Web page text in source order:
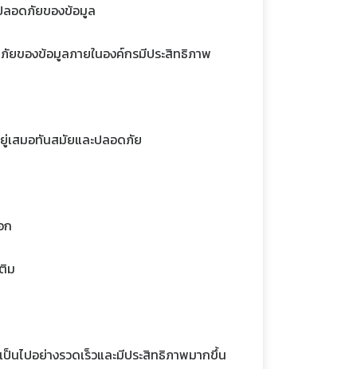
ลอดภัยของข้อมูล
ยของข้อมูลภายในองค์กรมีประสิทธิภาพ
ยู่เสมอทันสมัยและปลอดภัย
ก
ม
นไปอย่างรวดเร็วและมีประสิทธิภาพมากขึ้น